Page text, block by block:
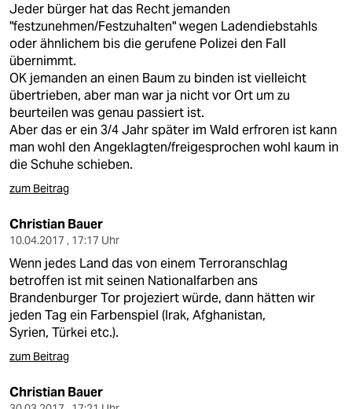
Jeder bürger hat das Recht jemanden
"festzunehmen/Festzuhalten" wegen Ladendiebstahls
oder ähnlichem bis die gerufene Polizei den Fall
übernimmt.
OK jemanden an einen Baum zu binden ist vielleicht
übertrieben, aber man war ja nicht vor Ort um zu
beurteilen was genau passiert ist.
Aber das er ein 3/4 Jahr später im Wald erfroren ist kann
man wohl den Angeklagten/freigesprochen wohl kaum in
die Schuhe schieben.
zum Beitrag
Christian Bauer
10.04.2017 , 17:17 Uhr
Wenn jedes Land das von einem Terroranschlag
betroffen ist mit seinen Nationalfarben ans
Brandenburger Tor projeziert würde, dann hätten wir
jeden Tag ein Farbenspiel (Irak, Afghanistan,
Syrien, Türkei etc.).
zum Beitrag
Christian Bauer